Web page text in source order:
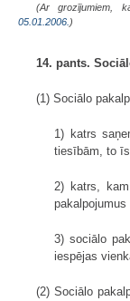
(Ar grozījumiem,
05.01.2006. )
14. pants.
(1) Sociālo
1) katrs
tiesībām, to
2) katrs,
3) sociālo
iespējas
(2) Sociālo